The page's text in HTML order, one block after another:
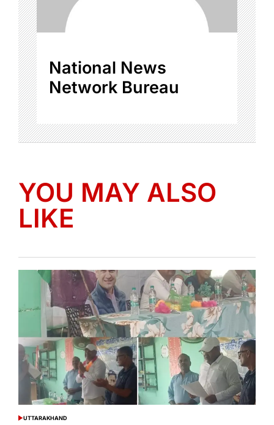
National News
Network Bureau
YOU MAY ALSO
LIKE
POSTED
UTTARAKHAND